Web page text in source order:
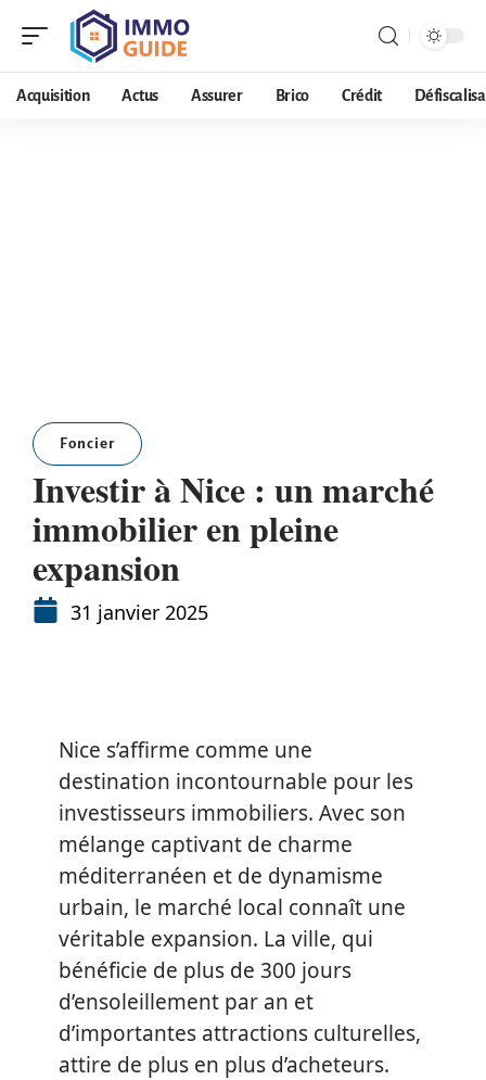
Acquisition Actus Assurer Brico Crédit
Foncier
Investir à Nice : un marché
immobilier en pleine
expansion
31 janvier 2025
Nice s’affirme comme une
destination incontournable pour les
investisseurs immobiliers. Avec son
mélange captivant de charme
méditerranéen et de dynamisme
urbain, le marché local connaît une
véritable expansion. La ville, qui
bénéficie de plus de 300 jours
d’ensoleillement par an et
d’importantes attractions culturelles,
attire de plus en plus d’acheteurs.